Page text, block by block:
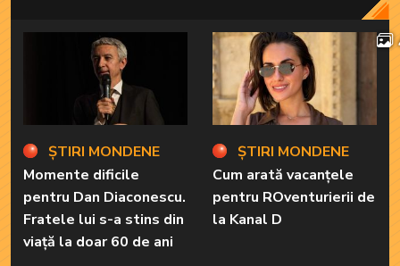
ȘTIRI MONDENE
Momente dificile
pentru Dan Diaconescu.
Fratele lui s-a stins din
viață la doar 60 de ani
ȘTIRI MONDENE
Cum arată vacanțele
pentru ROventurierii de
la Kanal D